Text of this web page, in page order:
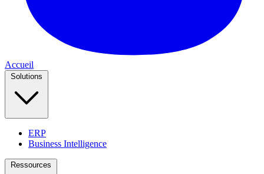
Accueil
ERP
Business Intelligence